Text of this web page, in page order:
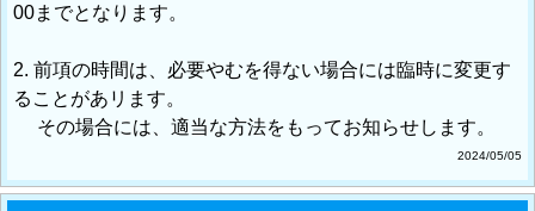
00までとなります。
2. 前項の時間は、必要やむを得ない場合には臨時に変更す
ることがあリます。
その場合には、適当な方法をもってお知らせします。
2024/05/05